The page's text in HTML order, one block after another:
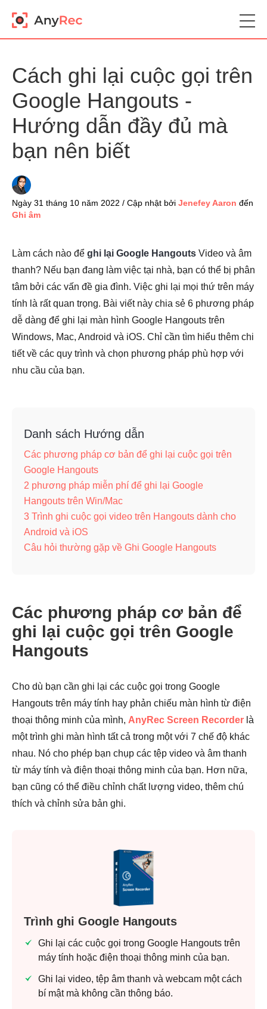
Cách ghi lại cuộc gọi trên
Google Hangouts -
Hướng dẫn đầy đủ mà
bạn nên biết
Ngày 31 tháng 10 năm 2022 / Cập nhật bởi Jenefey Aaron đến
Ghi âm
Làm cách nào để ghi lại Google Hangouts Video và âm
thanh? Nếu bạn đang làm việc tại nhà, bạn có thể bị phân
tâm bởi các vấn đề gia đình. Việc ghi lại mọi thứ trên máy
tính là rất quan trọng. Bài viết này chia sẻ 6 phương pháp
dễ dàng để ghi lại màn hình Google Hangouts trên
Windows, Mac, Android và iOS. Chỉ cần tìm hiểu thêm chi
tiết về các quy trình và chọn phương pháp phù hợp với
nhu cầu của bạn.
Danh sách Hướng dẫn
Các phương pháp cơ bản để ghi lại cuộc gọi trên
Google Hangouts
2 phương pháp miễn phí để ghi lại Google
Hangouts trên Win/Mac
3 Trình ghi cuộc gọi video trên Hangouts dành cho
Android và iOS
Câu hỏi thường gặp về Ghi Google Hangouts
Các phương pháp cơ bản để
ghi lại cuộc gọi trên Google
Hangouts
Cho dù bạn cần ghi lại các cuộc gọi trong Google
Hangouts trên máy tính hay phản chiếu màn hình từ điện
thoại thông minh của mình, AnyRec Screen Recorder là
một trình ghi màn hình tất cả trong một với 7 chế độ khác
nhau. Nó cho phép bạn chụp các tệp video và âm thanh
từ máy tính và điện thoại thông minh của bạn. Hơn nữa,
bạn cũng có thể điều chỉnh chất lượng video, thêm chú
thích và chỉnh sửa bản ghi.
Trình ghi Google Hangouts
Ghi lại các cuộc gọi trong Google Hangouts trên
máy tính hoặc điện thoại thông minh của bạn.
Ghi lại video, tệp âm thanh và webcam một cách
bí mật mà không cần thông báo.